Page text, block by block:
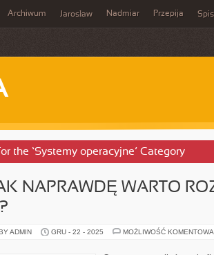
Archiwum Jarosław Nadmiar Przepija
the ‘Systemy operacyjne’ Category
NAPRAWDĘ WARTO
ADMIN GRU - 22 - 2025 MOŻLIWOŚĆ